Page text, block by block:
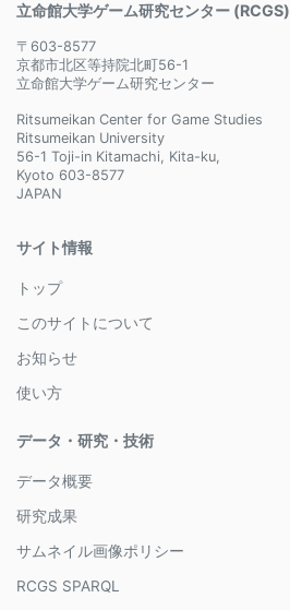
立命館大学ゲーム研究センター (RCGS)
〒603-8577
京都市北区等持院北町56-1
立命館大学ゲーム研究センター
Ritsumeikan Center for Game Studies
Ritsumeikan University
56-1 Toji-in Kitamachi, Kita-ku,
Kyoto 603-8577
JAPAN
サイト情報
トップ
このサイトについて
お知らせ
使い方
データ・研究・技術
データ概要
研究成果
サムネイル画像ポリシー
RCGS SPARQL